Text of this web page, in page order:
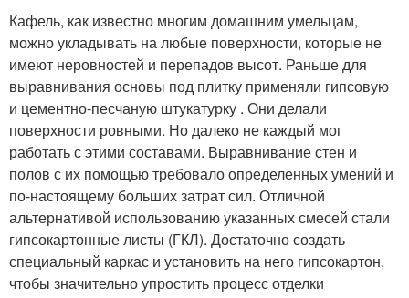
Кафель, как известно многим домашним умельцам,
можно укладывать на любые поверхности, которые не
имеют неровностей и перепадов высот. Раньше для
выравнивания основы под плитку применяли гипсовую
и цементно-песчаную штукатурку . Они делали
поверхности ровными. Но далеко не каждый мог
работать с этими составами. Выравнивание стен и
полов с их помощью требовало определенных умений и
по-настоящему больших затрат сил. Отличной
альтернативой использованию указанных смесей стали
гипсокартонные листы (ГКЛ). Достаточно создать
специальный каркас и установить на него гипсокартон,
чтобы значительно упростить процесс отделки